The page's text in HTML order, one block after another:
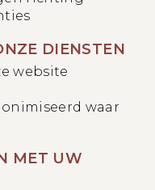
DIENSTEN
website
waar